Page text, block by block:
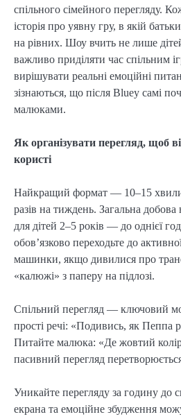
спільного сімейного перегляду.
історія про уявну гру, в якій
на рівних. Шоу вчить не лише
важливо приділяти час спільним
вирішувати реальні емоційні
зізнаються, що після Bluey самі
малюками.
Як організувати перегляд, щоб
користі
Найкращий формат — 10–15
разів на тиждень. Загальна
для дітей 2–5 років — до однієї
обов’язково переходьте до
машинки, якщо дивилися про
«калюжі» з паперу на підлозі.
Спільний перегляд — ключовий
прості речі: «Подивись, як Пеппа
Питайте малюка: «Де жовтий
пасивний перегляд
Уникайте перегляду за годину до
екрана та емоційне збудження